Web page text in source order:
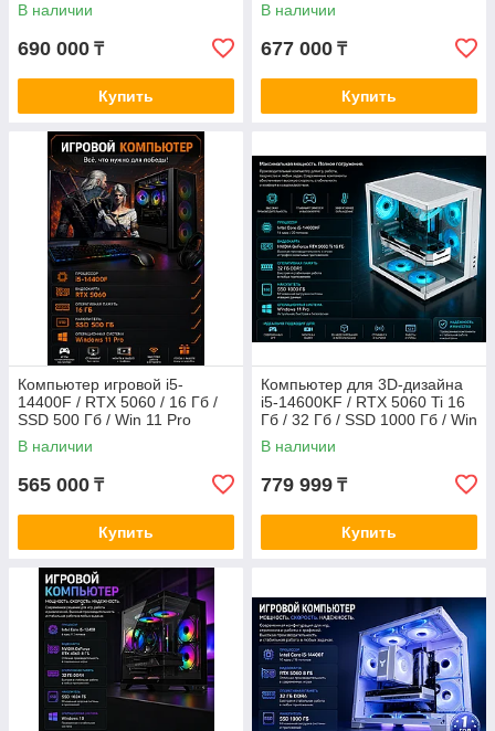
Pro
В наличии
690 000 ₸
Купить
В наличии
677 000 ₸
Купить
Компьютер игровой i5-
14400F / RTX 5060 / 16 Гб /
SSD 500 Гб / Win 11 Pro
В наличии
565 000 ₸
Купить
Компьютер для 3D-дизайна
i5-14600KF / RTX 5060 Ti 16
Гб / 32 Гб / SSD 1000 Гб / Win
11 Pro
В наличии
779 999 ₸
Купить